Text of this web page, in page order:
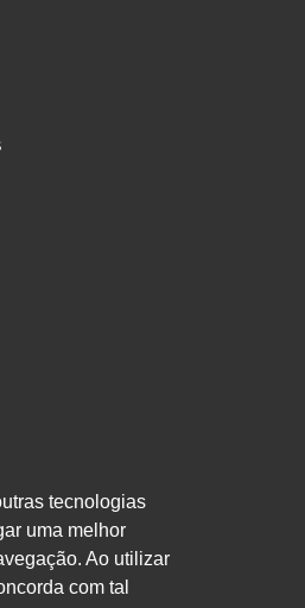
tecnologias
uma melhor
Ao utilizar
com tal